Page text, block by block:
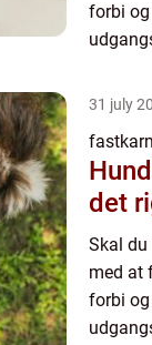
forbi
du ikke
31 july
det
Skal du
med at
forbi